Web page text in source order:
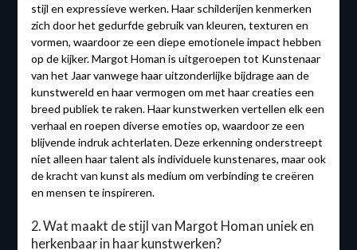
stijl en expressieve werken. Haar schilderijen kenmerken
zich door het gedurfde gebruik van kleuren, texturen en
vormen, waardoor ze een diepe emotionele impact hebben
op de kijker. Margot Homan is uitgeroepen tot Kunstenaar
van het Jaar vanwege haar uitzonderlijke bijdrage aan de
kunstwereld en haar vermogen om met haar creaties een
breed publiek te raken. Haar kunstwerken vertellen elk een
verhaal en roepen diverse emoties op, waardoor ze een
blijvende indruk achterlaten. Deze erkenning onderstreept
niet alleen haar talent als individuele kunstenares, maar ook
de kracht van kunst als medium om verbinding te creëren
en mensen te inspireren.
2. Wat maakt de stijl van Margot Homan uniek en
herkenbaar in haar kunstwerken?